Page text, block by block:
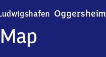
Oggersheim
Map